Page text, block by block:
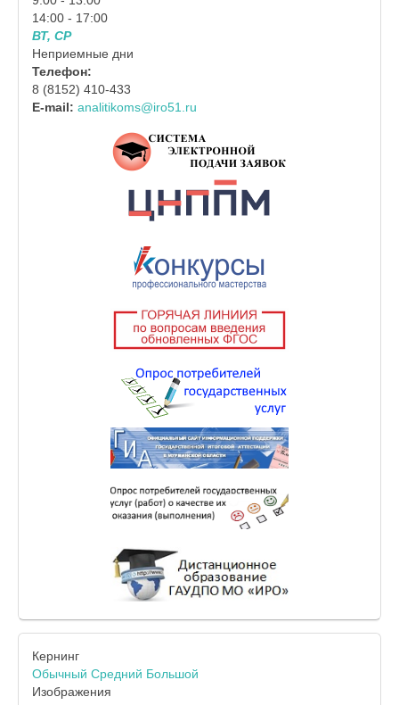
14:00 - 17:00
ВТ, СР
Неприемные дни
Телефон:
8 (8152) 410-433
E-mail: analitikoms@iro51.ru
Кернинг
Обычный Средний Большой
Изображения